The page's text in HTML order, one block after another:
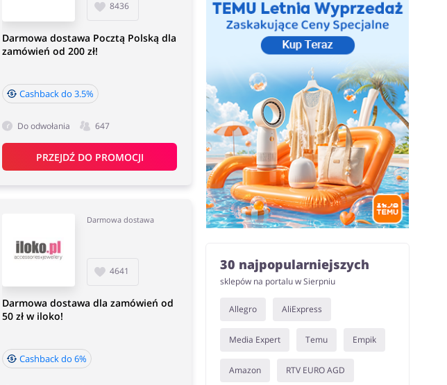
8436
Darmowa dostawa Pocztą Polską dla
zamówień od 200 zł!
Cashback do 3.5%
Do odwołania 647
PRZEJDŹ DO PROMOCJI
Darmowa dostawa
4641
Darmowa dostawa dla zamówień od
50 zł w iloko!
Cashback do 6%
30 najpopularniejszych
sklepów na portalu w Sierpniu
Allegro AliExpress
Media Expert Temu Empik
Amazon RTV EURO AGD